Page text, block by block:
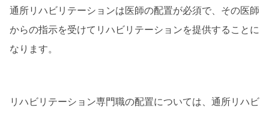
通所リハビリテーションは医師の配置が必須で、その医師
からの指示を受けてリハビリテーションを提供することに
なります。
リハビリテーション専門職の配置については、通所リハビ